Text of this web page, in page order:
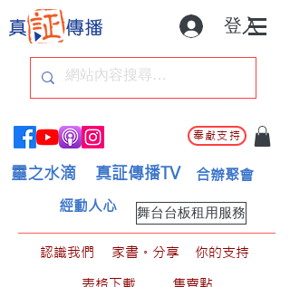
登入
奉獻支持
靈之水滴 真証傳播TV 合辦聚會
舞台台板租用服務
經動人心
認識我們 家書。分享
你的支持